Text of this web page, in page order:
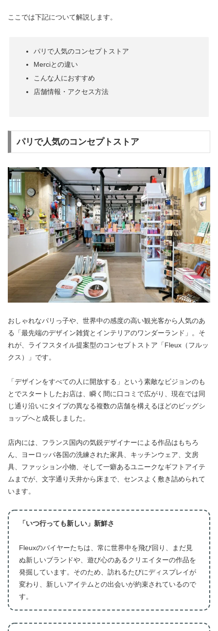
ここでは下記について解説します。
パリで人気のコンセプトストア
Merciとの違い
こんな人におすすめ
店舗情報・アクセス方法
パリで人気のコンセプトストア
おしゃれなパリっ子や、世界中の感度の高い観光客から人気のあ
る「最先端のデザイン雑貨とインテリアのワンダーランド」。そ
れが、ライフスタイル提案型のコンセプトストア「Fleux（フルッ
クス）」です。
「デザインをすべての人に開放する」という素敵なビジョンのも
とでスタートしたお店は、瞬く間に口コミで広がり、現在では同
じ通り沿いにタイプの異なる複数の店舗を構えるほどのビッグシ
ョップへと成長しました。
店内には、フランス国内の気鋭デザイナーによる作品はもちろ
ん、ヨーロッパ各国の洗練された家具、キッチンウェア、文房
具、ファッション小物、そして一癖あるユニークなギフトアイテ
ムまでが、文字通り天井から床まで、センスよく敷き詰められて
います。
「いつ行っても新しい」新鮮さ
Fleuxのバイヤーたちは、常に世界中を飛び回り、まだ見
ぬ新しいブランドや、遊び心のあるクリエイターの作品を
発掘しています。そのため、訪れるたびにディスプレイが
変わり、新しいアイテムとの出会いが約束されているので
す。